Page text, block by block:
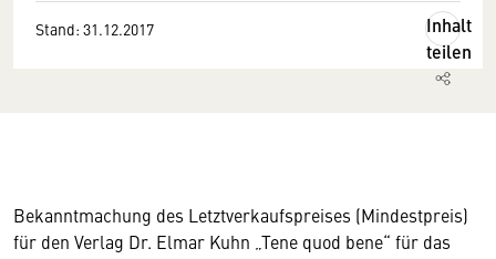
Stand: 31.12.2017
Inhalt
teilen
Bekanntmachung des Letztverkaufspreises (Mindestpreis)
für den Verlag Dr. Elmar Kuhn „Tene quod bene“ für das